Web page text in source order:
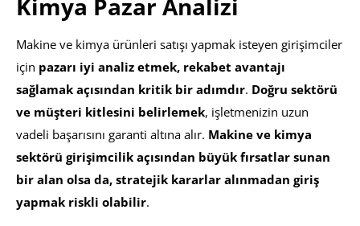
Kimya Pazar Analizi
Makine ve kimya ürünleri satışı yapmak isteyen girişimciler
için pazarı iyi analiz etmek, rekabet avantajı
sağlamak açısından kritik bir adımdır. Doğru sektörü
ve müşteri kitlesini belirlemek, işletmenizin uzun
vadeli başarısını garanti altına alır. Makine ve kimya
sektörü girişimcilik açısından büyük fırsatlar sunan
bir alan olsa da, stratejik kararlar alınmadan giriş
yapmak riskli olabilir.